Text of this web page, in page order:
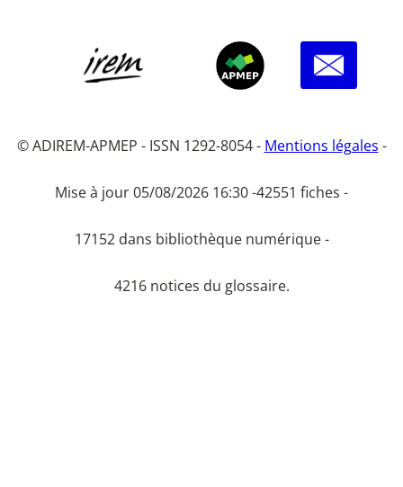
© ADIREM-APMEP - ISSN 1292-8054 - Mentions légales -
Mise à jour 05/08/2026 16:30 -42551 fiches -
17152 dans bibliothèque numérique -
4216 notices du glossaire.